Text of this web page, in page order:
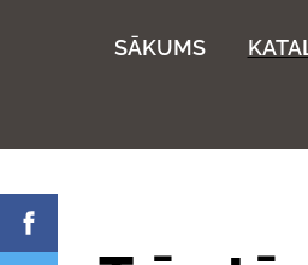
SĀKUMS